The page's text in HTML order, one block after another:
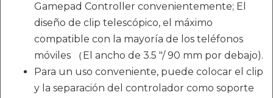
Gamepad Controller convenientemente; El
diseño de clip telescópico, el máximo
compatible con la mayoría de los teléfonos
móviles （El ancho de 3.5 "/ 90 mm por debajo).
Para un uso conveniente, puede colocar el clip
y la separación del controlador como soporte